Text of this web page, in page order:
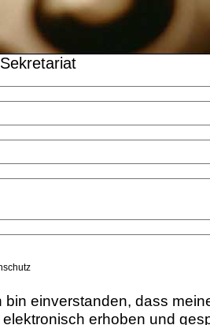
bin einverstanden, dass
elektronisch erhoben und